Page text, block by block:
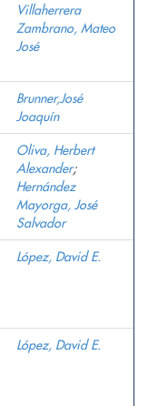
Villaherrera
Zambrano, Mateo
José
Brunner,José
Joaquín
Oliva, Herbert
Alexander;
Hernández
Mayorga, José
Salvador
López, David E.
López, David E.